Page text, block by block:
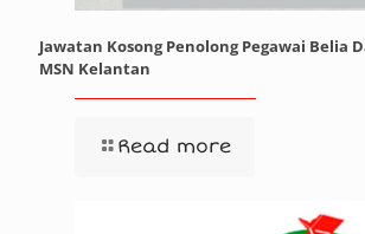
Jawatan Kosong Penolong Pegawai Belia
MSN Kelantan
Read more